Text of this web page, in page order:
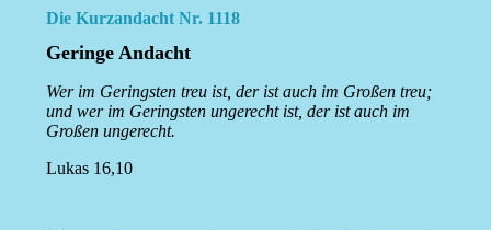
Die Kurzandacht Nr. 1118
Geringe Andacht
Wer im Geringsten treu ist, der ist auch im Großen treu;
und wer im Geringsten ungerecht ist, der ist auch im
Großen ungerecht.
Lukas 16,10